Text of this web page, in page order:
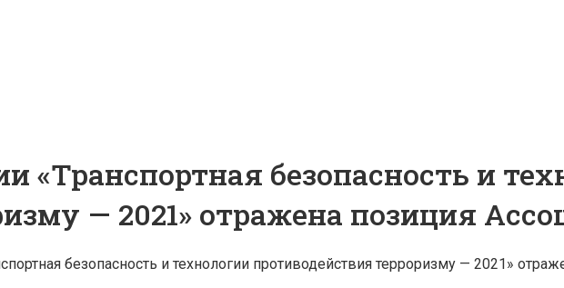
«Транспортная безопасность и
— 2021» отражена позиция
безопасность и технологии противодействия терроризму — 2021»